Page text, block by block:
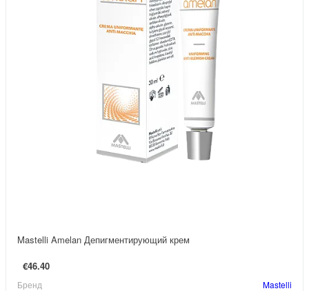
Mastelli Amelan Депигментирующий крем
€46.40
Бренд
Mastelli